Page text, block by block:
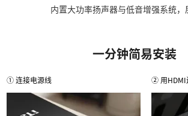
内置大功率扬声器与低音增强系统，
一分钟简易安装
① 连接电源线 ② 用HDMI